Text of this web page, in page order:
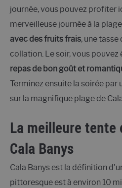
journée, vous pouvez profiter
merveilleuse journée à la
avec des fruits frais, une
collation. Le soir, vous pouvez
repas de bon goût et
Terminez ensuite la soirée
sur la magnifique plage de
La meilleure tente
Cala Banys
Cala Banys est la définition
pittoresque est à environ 10